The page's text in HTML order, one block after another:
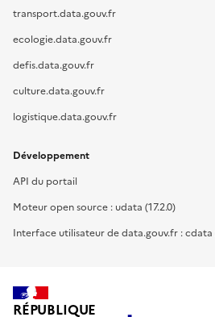
transport.data.gouv.fr
ecologie.data.gouv.fr
defis.data.gouv.fr
culture.data.gouv.fr
logistique.data.gouv.fr
Développement
API du portail
Moteur open source : udata (17.2.0)
Interface utilisateur de data.gouv.fr :
RÉPUBLIQUE